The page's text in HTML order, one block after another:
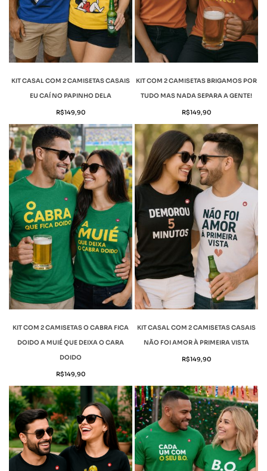
KIT CASAL COM 2 CAMISETAS CASAIS
EU CAÍ NO PAPINHO DELA
R$149,90
KIT COM 2 CAMISETAS BRIGAMOS POR
TUDO MAS NADA SEPARA A GENTE!
R$149,90
KIT COM 2 CAMISETAS O CABRA FICA
DOIDO A MUIÉ QUE DEIXA O CARA
DOIDO
R$149,90
KIT CASAL COM 2 CAMISETAS CASAIS
NÃO FOI AMOR À PRIMEIRA VISTA
R$149,90